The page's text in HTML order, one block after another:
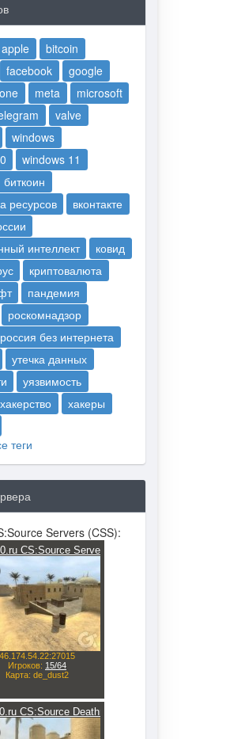
apple
bitcoin
facebook
google
meta
microsoft
valve
windows
windows 11
биткоин
ресурсов
вконтакте
интеллект
ковид
криптовалюта
пандемия
роскомнадзор
россия без интернета
утечка данных
уязвимость
хакерство
хакеры
теги
Servers (CSS):